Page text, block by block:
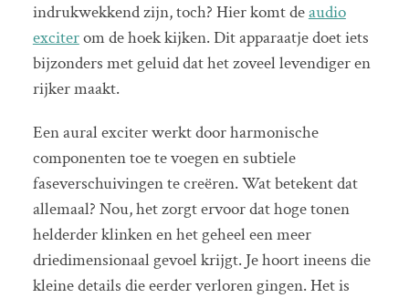
indrukwekkend zijn, toch? Hier komt deaudio
exciterom de hoek kijken. Dit apparaatje doet iets
bijzonders met geluid dat het zoveel levendiger en
rijker maakt.
Een aural exciter werkt door harmonische
componenten toe te voegen en subtiele
faseverschuivingen te creëren. Wat betekent dat
allemaal? Nou, het zorgt ervoor dat hoge tonen
helderder klinken en het geheel een meer
driedimensionaal gevoel krijgt. Je hoort ineens die
kleine details die eerder verloren gingen. Het is